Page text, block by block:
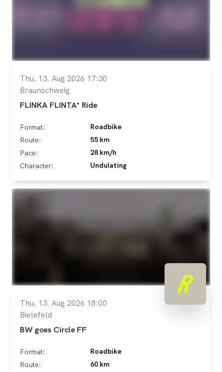
Thu, 13. Aug 2026 17:30
Braunschweig
FLINKA FLINTA* Ride
Format:
Roadbike
Route:
55 km
Pace:
28 km/h
Character:
Undulating
Thu, 13. Aug 2026 18:00
Bielefeld
BW goes Circle FF
Format:
Roadbike
Route:
60 km